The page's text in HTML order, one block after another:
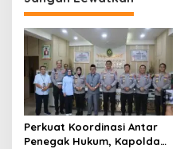
s
i
p
o
s
Perkuat Koordinasi Antar
Penegak Hukum, Kapolda